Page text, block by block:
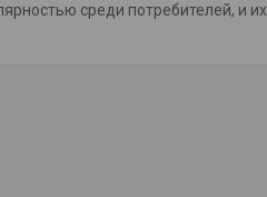
среди потребителей, и их